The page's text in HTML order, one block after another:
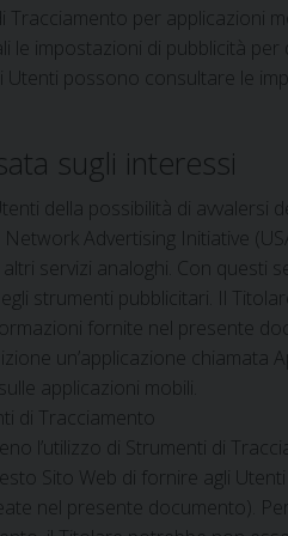
per applicazioni
impostazioni di pubblicità per
possono consultare le
sugli interessi
della possibilità di avvalersi
Advertising Initiative
servizi analoghi. Con questi
strumenti pubblicitari. Il
fornite nel presente
un’applicazione chiamata
applicazioni mobili.
di Tracciamento
l’utilizzo di Strumenti di
Sito Web di fornire agli Utenti
nel presente documento).